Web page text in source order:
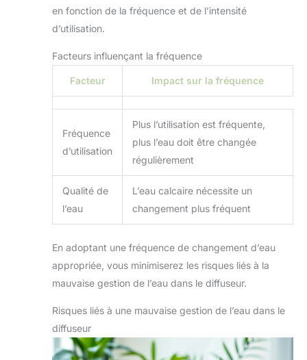
en fonction de la fréquence et de l’intensité
d’utilisation.
Facteurs influençant la fréquence
Facteur Impact sur la fréquence
Fréquence
d’utilisation
Plus l’utilisation est fréquente,
plus l’eau doit être changée
régulièrement
Qualité de
l’eau
L’eau calcaire nécessite un
changement plus fréquent
En adoptant une fréquence de changement d’eau
appropriée, vous minimiserez les risques liés à la
mauvaise gestion de l’eau dans le diffuseur.
Risques liés à une mauvaise gestion de l’eau dans le
diffuseur